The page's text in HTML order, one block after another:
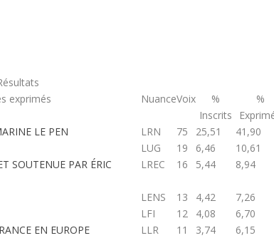
exprimés
NuanceVoix
%
Inscrits
%
LE PEN
LRN 75 25,51
41,90
LUG 19 6,46
10,61
SOUTENUE PAR ÉRIC
LREC 16 5,44 8,94
LENS 13 4,42
7,26
LFI 12 4,08
6,70
EN EUROPE
LLR 11 3,74
6,15